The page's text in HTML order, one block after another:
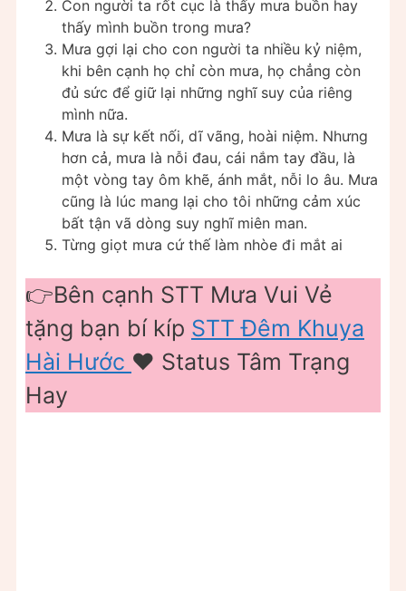
Con người ta rốt cục là thấy mưa buồn hay
thấy mình buồn trong mưa?
Mưa gợi lại cho con người ta nhiều kỷ niệm,
khi bên cạnh họ chỉ còn mưa, họ chẳng còn
đủ sức để giữ lại những nghĩ suy của riêng
mình nữa.
Mưa là sự kết nối, dĩ vãng, hoài niệm. Nhưng
hơn cả, mưa là nỗi đau, cái nắm tay đầu, là
một vòng tay ôm khẽ, ánh mắt, nỗi lo âu. Mưa
cũng là lúc mang lại cho tôi những cảm xúc
bất tận vã dòng suy nghĩ miên man.
Từng giọt mưa cứ thế làm nhòe đi mắt ai
👉Bên cạnh STT Mưa Vui Vẻ
tặng bạn bí kíp STT Đêm Khuya
Hài Hước ❤️️ Status Tâm Trạng
Hay